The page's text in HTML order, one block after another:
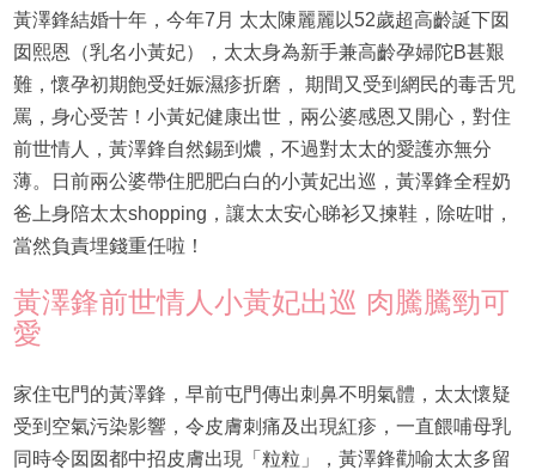
黃澤鋒結婚十年，今年7月 太太陳麗麗以52歲超高齡誕下囡
囡熙恩（乳名小黃妃），太太身為新手兼高齡孕婦陀B甚艱
難，懷孕初期飽受妊娠濕疹折磨， 期間又受到網民的毒舌咒
罵，身心受苦！小黃妃健康出世，兩公婆感恩又開心，對住
前世情人，黃澤鋒自然錫到燶，不過對太太的愛護亦無分
薄。日前兩公婆帶住肥肥白白的小黃妃出巡，黃澤鋒全程奶
爸上身陪太太shopping，讓太太安心睇衫又揀鞋，除咗咁，
當然負責埋錢重任啦！
黃澤鋒前世情人小黃妃出巡 肉騰騰勁可
愛
家住屯門的黃澤鋒，早前屯門傳出刺鼻不明氣體，太太懷疑
受到空氣污染影響，令皮膚刺痛及出現紅疹，一直餵哺母乳
同時令囡囡都中招皮膚出現「粒粒」，黃澤鋒勸喻太太多留